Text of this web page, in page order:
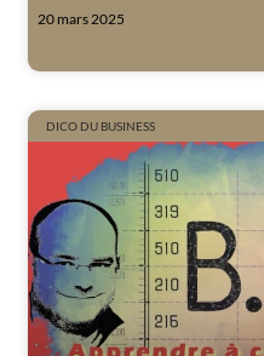
20 mars 2025
DICO DU BUSINESS